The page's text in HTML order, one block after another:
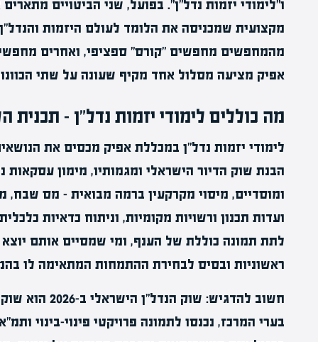
ו"לימודי יזמות נדל"ן". בפועל, שני הביטויים
מקצועית שמכניסה את הלומד לעולם היזמות
מהמחפשים מחפשים "קורס" ספציפי, ואחרים
אפיק מציעה מסלול אחד מקיף שעונה על שתי
מה כוללים לימודי יזמות נדל"ן – תכנית
לימודי יזמות נדל"ן במכללת אפיק מכסים את
הבנת שוק הדיור הישראלי ומגמותיו, מימון עסקאות
ומוסדיים, מיסוי מקרקעין ברמה מבואית – מס
ועדות תכנון ורשויות מקומיות, וניתוח כדאיות
לתת תמונה כוללת של הענף, ומי שמסיים אותם
ראשוניות ובסיס לבחירת ההתמחות המתאימה לו
חשוב להדגיש: